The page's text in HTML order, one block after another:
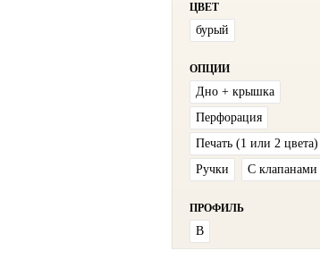
ЦВЕТ
бурый
ОПЦИИ
Дно + крышка
Перфорация
Печать (1 или 2 цвета)
Ручки
С клапанами
ПРОФИЛЬ
В